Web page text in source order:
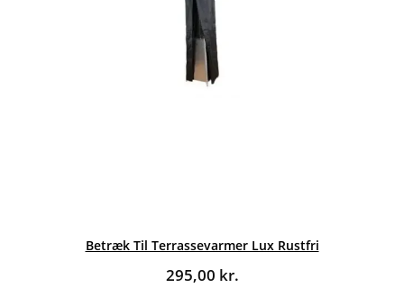
Betræk Til Terrassevarmer Lux Rustfri
295,00 kr.